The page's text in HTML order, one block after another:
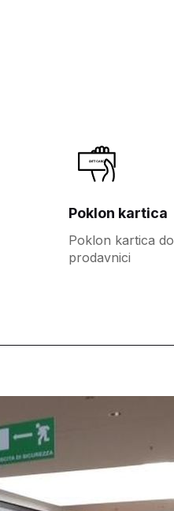
Poklon kartica
Poklon kartica
prodavnici